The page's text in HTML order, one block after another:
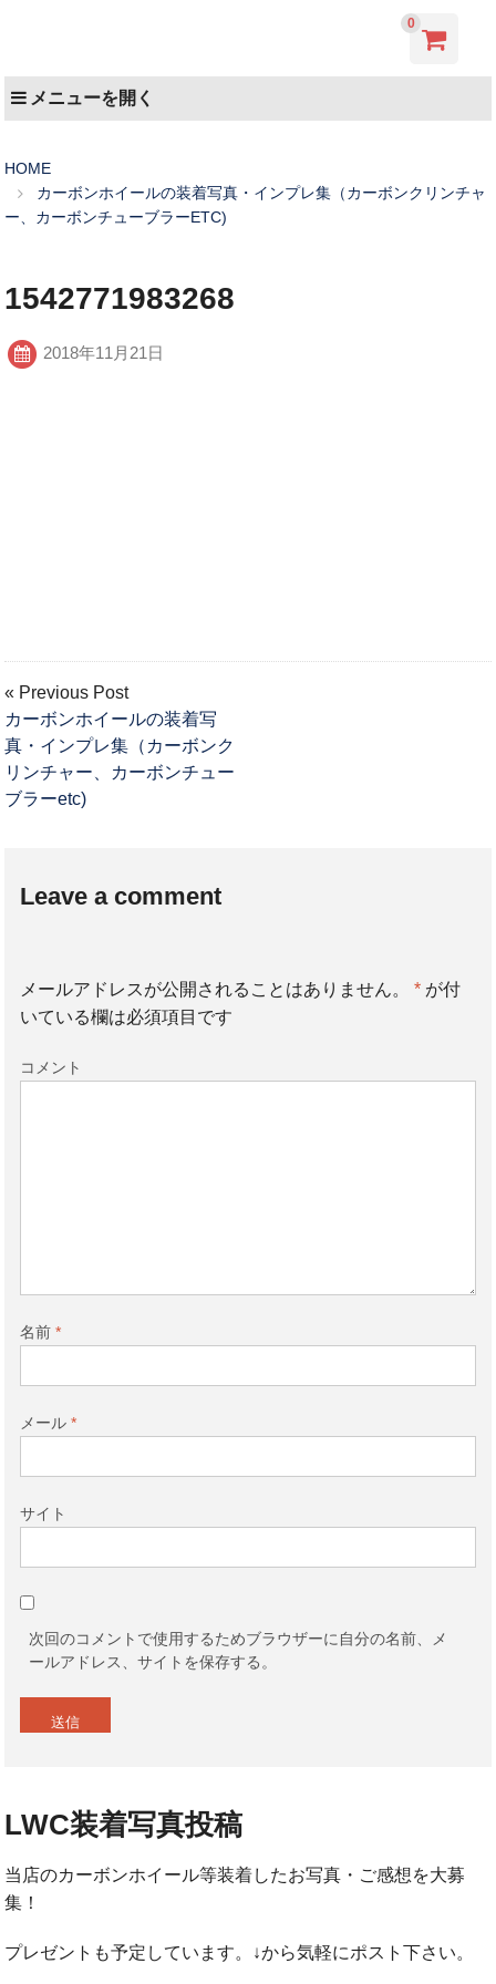
0
メニューを開く
HOME
カーボンホイールの装着写真・インプレ集（カーボンクリンチャ
ー、カーボンチューブラーETC)
1542771983268
2018年11月21日
« Previous Post
カーボンホイールの装着写
真・インプレ集（カーボンク
リンチャー、カーボンチュー
ブラーetc)
Leave a comment
メールアドレスが公開されることはありません。 *が付
いている欄は必須項目です
コメント
名前 *
メール *
サイト
次回のコメントで使用するためブラウザーに自分の名前、メ
ールアドレス、サイトを保存する。
LWC装着写真投稿
当店のカーボンホイール等装着したお写真・ご感想を大募
集！
プレゼントも予定しています。↓から気軽にポスト下さい。